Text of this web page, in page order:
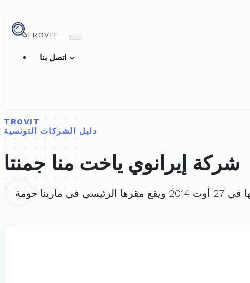
TROVIT
TROVIT
دليل الشركات التونسية
شركة إيرانوي ياخت منا جمنتا
. تم تأسيسها في 27 أوت 2014 ويقع مقرها الرئيسي في مارينا حومة